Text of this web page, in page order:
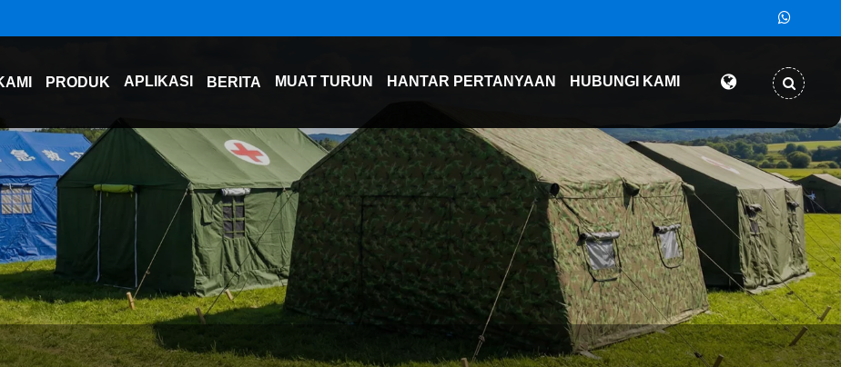
PRODUK APLIKASI BERITA MUAT TURUN HANTAR PERTANYAAN HUBUNGI KAMI